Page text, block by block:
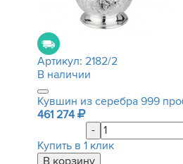
Артикул: 2182/2
В наличии
Кувшин из серебра 999
461 274
-
Купить в 1 клик